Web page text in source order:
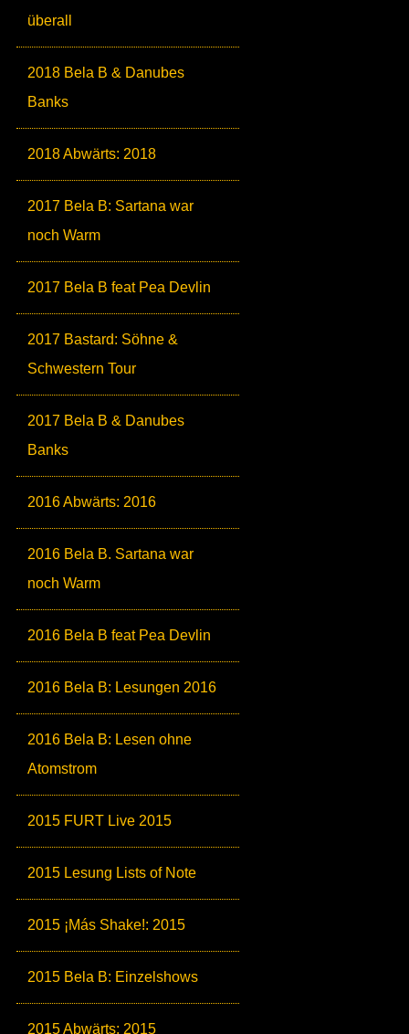
überall
2018 Bela B & Danubes
Banks
2018 Abwärts: 2018
2017 Bela B: Sartana war
noch Warm
2017 Bela B feat Pea Devlin
2017 Bastard: Söhne &
Schwestern Tour
2017 Bela B & Danubes
Banks
2016 Abwärts: 2016
2016 Bela B. Sartana war
noch Warm
2016 Bela B feat Pea Devlin
2016 Bela B: Lesungen 2016
2016 Bela B: Lesen ohne
Atomstrom
2015 FURT Live 2015
2015 Lesung Lists of Note
2015 ¡Más Shake!: 2015
2015 Bela B: Einzelshows
2015 Abwärts: 2015